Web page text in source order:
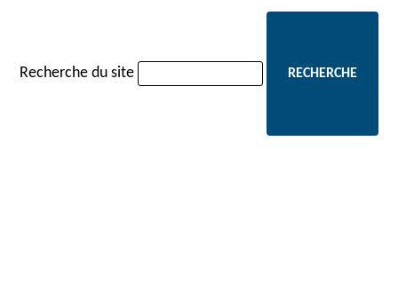
Recherche du site